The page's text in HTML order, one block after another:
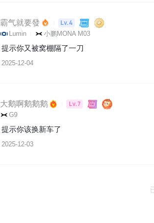
霸气就要發 Lv.4
Lumin 小鹏MONA M03
提示你又被窝棚隔了一刀
2025-12-04
大鹅啊鹅鹅鹅 Lv.7
G9
提示你该换新车了
2025-12-03